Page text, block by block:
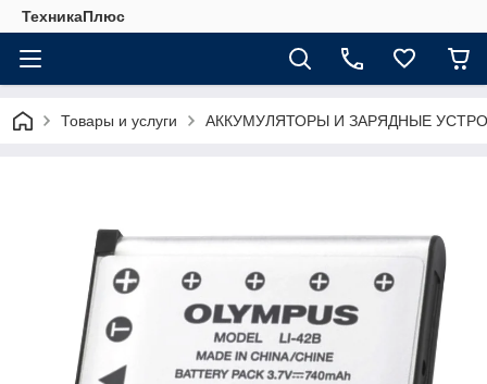
ТехникаПлюс
Товары и услуги АККУМУЛЯТОРЫ И ЗАРЯДНЫЕ